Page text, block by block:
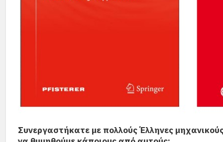
Συνεργαστήκατε με πολλούς Έλληνες